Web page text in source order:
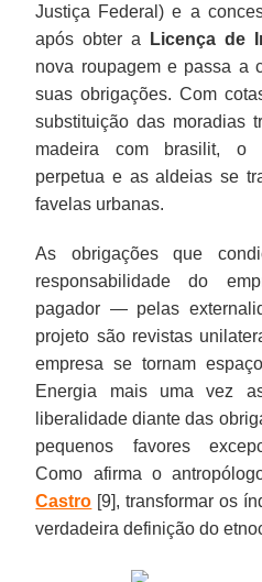
Justiça Federal) e a
após obter a
Licença de
nova roupagem e passa a
suas obrigações. Com
substituição das moradias
madeira com brasilit, o
perpetua e as aldeias se
favelas urbanas.
As obrigações que
responsabilidade do
pagador — pelas
projeto são revistas
empresa se tornam
Energia mais uma vez
liberalidade diante das
pequenos favores
Como afirma o
Castro [9], transformar os
verdadeira definição do